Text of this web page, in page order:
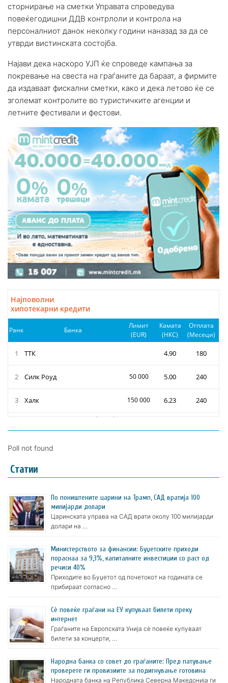
сторнирање на сметки Управата спроведува
повеќегодишни ДДВ контрлоли и контрола на
персоналниот данок неколку години наназад за да се
утврди вистинската состојба.
Најави дека наскоро УЈП ќе спроведе кампања за
покревање на свеста на граѓаните да бараат, а фирмите
да издаваат фискални сметки, како и дека летово ќе се
зголемат контролите во туристичките агенции и
летните фестивали и фестови.
Poll not found
Статии
По поништените царини на Трамп, САД вратија 100
милијарди долари
Царинската управа на САД врати околу 100 милијарди
долари на …
Министерството за финансии: Буџетските приходи
пораснаа за 9,3%, капиталните инвестиции со раст од
речиси 40%
Приходите во Буџетот од почетокот на годината се
прибираат согласно …
Сè повеќе граѓани на ЕУ купуваат билети преку
интернет
Граѓаните на Европската Унија сè повеќе купуваат
билети за концерти, …
Народна банка со совет до граѓаните: Пред патување
проверете ги провизиите за подигнување готовина
Народната банка на Република Северна Македонија ги